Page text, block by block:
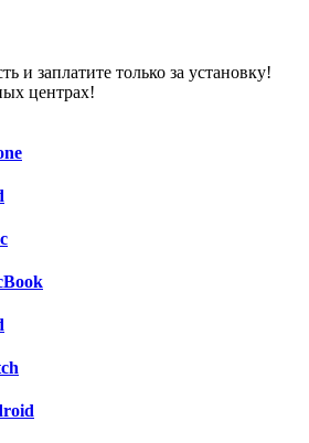
и заплатите только за установку!
центрах!